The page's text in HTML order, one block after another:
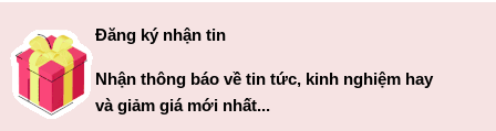
Đăng ký nhận tin
Nhận thông báo về tin tức, kinh nghiệm hay
và giảm giá mới nhất...